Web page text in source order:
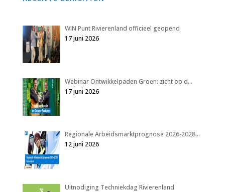
WIN Punt Rivierenland officieel geopend
17 juni 2026
Webinar Ontwikkelpaden Groen: zicht op d…
17 juni 2026
Regionale Arbeidsmarktprognose 2026-2028…
12 juni 2026
Uitnodiging Techniekdag Rivierenland